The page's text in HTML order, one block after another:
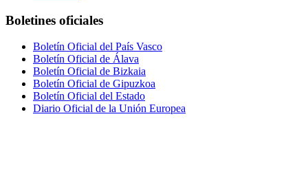
Boletines oficiales
Boletín Oficial del País Vasco
Boletín Oficial de Álava
Boletín Oficial de Bizkaia
Boletín Oficial de Gipuzkoa
Boletín Oficial del Estado
Diario Oficial de la Unión Europea